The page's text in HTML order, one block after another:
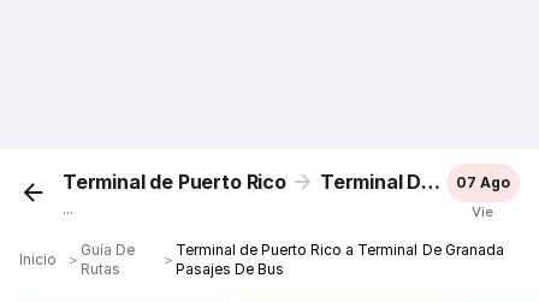
Terminal de Puerto Rico Terminal De Granada
...
07 Ago
Vie
Inicio ＞
Guía De
Rutas
＞
Terminal de Puerto Rico a Terminal De Granada
Pasajes De Bus